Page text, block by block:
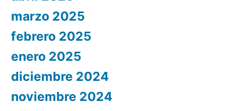
marzo 2025
febrero 2025
enero 2025
diciembre 2024
noviembre 2024